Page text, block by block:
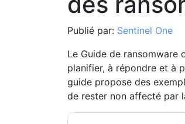
Publié par: Sentinel One
Le Guide de ransomware
planifier, à répondre et à
guide propose des
de rester non affecté par